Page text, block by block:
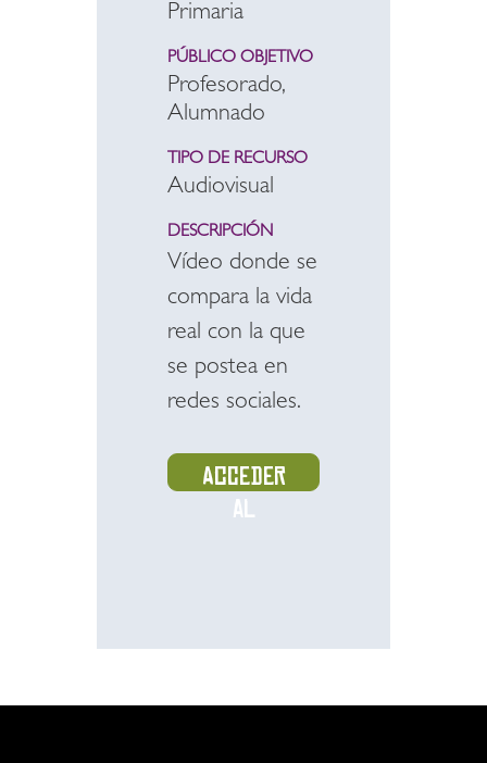
Primaria
PÚBLICO OBJETIVO
Profesorado,
Alumnado
TIPO DE RECURSO
Audiovisual
DESCRIPCIÓN
Vídeo donde se
compara la vida
real con la que
se postea en
redes sociales.
Acceder
al